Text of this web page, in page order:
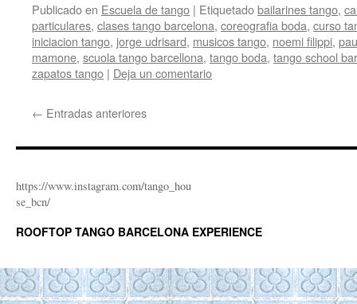
Publicado en Escuela de tango | Etiquetadobailarines tango,
particulares, clases tango barcelona, coreografia boda, curso
iniciacion tango, jorge udrisard, musicos tango, noemi filippi,
mamone, scuola tango barcellona, tango boda, tango school
zapatos tango | Deja un comentario
← Entradas anteriores
https://www.instagram.com/tango_hou
se_bcn/
ROOFTOP TANGO BARCELONA EXPERIENCE